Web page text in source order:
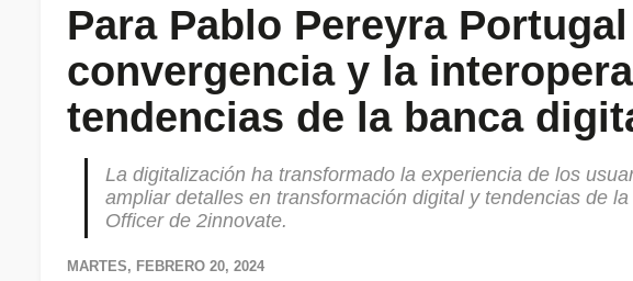
Para Pablo Pereyra
convergencia y la
tendencias de la banca
La digitalización ha transformado la experiencia de los
ampliar detalles en transformación digital y tendencias de
Officer de 2innovate.
MARTES, FEBRERO 20, 2024